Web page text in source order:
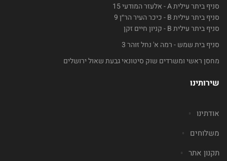
סניף ביתר עילית A - אלעזר המודעי 15
סניף ביתר עילית B - כיכר העיר הר״ן 9
סניף ביתר עילית B - קניון חיים זקן
סניף בית שמש - רמה א' נחל זוהר 3
מחסן ראשי ומשרדים שוק סיטונאי גבעת שאול ירושלים
שירותינו
אודתינו
משלוחים
תקנון אתר